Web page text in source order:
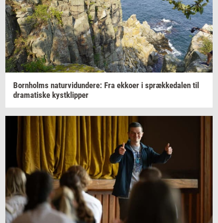
Born­holms na­tur­vi­dun­de­re: Fra ek­ko­er i spræk­ke­da­len til
dra­ma­ti­ske kyst­klip­per